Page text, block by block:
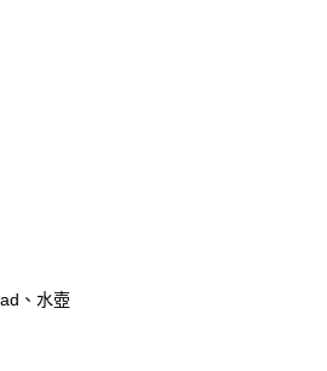
立即使用無須另外申請。
會自動跳轉到大哥付的交易
款截止日，確認付款後即
交易確認頁面所載為準。
核未通過，訂單將自動取
、水壺